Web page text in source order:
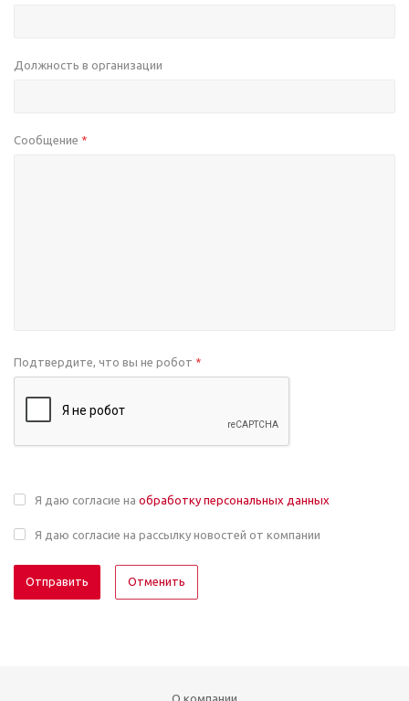
Должность в организации
Сообщение *
Подтвердите, что вы не робот *
Я даю согласие на обработку персональных данных
Я даю согласие на рассылку новостей от компании
Отменить
О компании